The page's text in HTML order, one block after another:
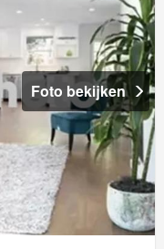
Foto bekijken